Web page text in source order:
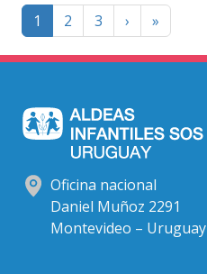
Paginación
1 2 3 › Página
siguiente
»
page
Oficina nacional
Daniel Muñoz 2291
Montevideo – Uruguay